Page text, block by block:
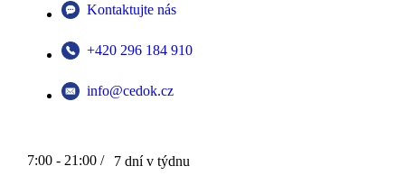
Kontaktujte nás
+420 296 184 910
info@cedok.cz
7:00 - 21:00 / 7 dní v týdnu